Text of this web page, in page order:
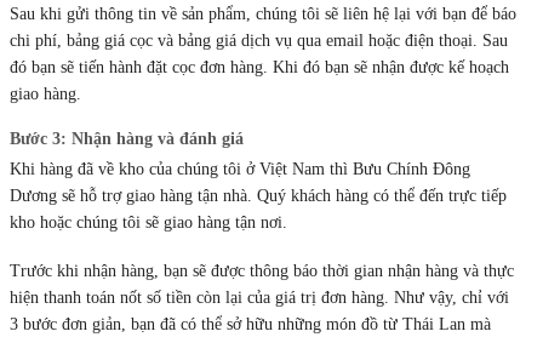
Sau khi gửi thông tin về sản phẩm, chúng tôi sẽ liên hệ lại với bạn để báo
chi phí, bảng giá cọc và bảng giá dịch vụ qua email hoặc điện thoại. Sau
đó bạn sẽ tiến hành đặt cọc đơn hàng. Khi đó bạn sẽ nhận được kế hoạch
giao hàng.
Bước 3: Nhận hàng và đánh giá
Khi hàng đã về kho của chúng tôi ở Việt Nam thì Bưu Chính Đông
Dương sẽ hỗ trợ giao hàng tận nhà. Quý khách hàng có thể đến trực tiếp
kho hoặc chúng tôi sẽ giao hàng tận nơi.
Trước khi nhận hàng, bạn sẽ được thông báo thời gian nhận hàng và thực
hiện thanh toán nốt số tiền còn lại của giá trị đơn hàng. Như vậy, chỉ với
3 bước đơn giản, bạn đã có thể sở hữu những món đồ từ Thái Lan mà